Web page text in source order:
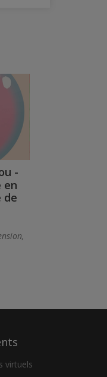
-
en
de
virtuels